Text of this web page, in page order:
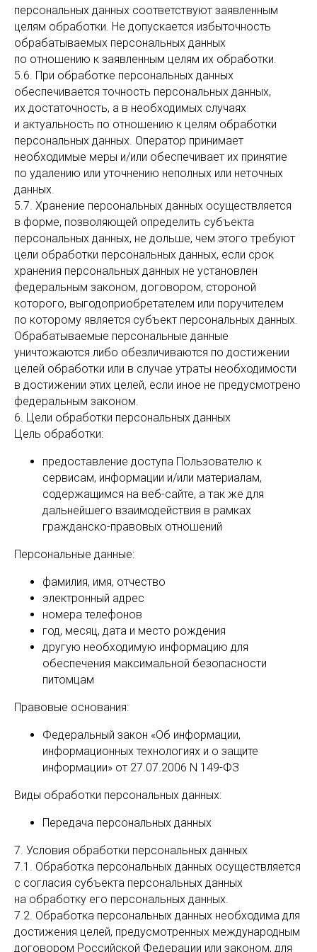
персональных данных соответствуют заявленным
целям обработки. Не допускается избыточность
обрабатываемых персональных данных
по отношению к заявленным целям их обработки.
5.6. При обработке персональных данных
обеспечивается точность персональных данных,
их достаточность, а в необходимых случаях
и актуальность по отношению к целям обработки
персональных данных. Оператор принимает
необходимые меры и/или обеспечивает их принятие
по удалению или уточнению неполных или неточных
данных.
5.7. Хранение персональных данных осуществляется
в форме, позволяющей определить субъекта
персональных данных, не дольше, чем этого требуют
цели обработки персональных данных, если срок
хранения персональных данных не установлен
федеральным законом, договором, стороной
которого, выгодоприобретателем или поручителем
по которому является субъект персональных данных.
Обрабатываемые персональные данные
уничтожаются либо обезличиваются по достижении
целей обработки или в случае утраты необходимости
в достижении этих целей, если иное не предусмотрено
федеральным законом.
6. Цели обработки персональных данных
Цель обработки:
предоставление доступа Пользователю к
сервисам, информации и/или материалам,
содержащимся на веб-сайте, а так же для
дальнейшего взаимодействия в рамках
гражданско-правовых отношений
Персональные данные:
фамилия, имя, отчество
электронный адрес
номера телефонов
год, месяц, дата и место рождения
другую необходимую информацию для
обеспечения максимальной безопасности
питомцам
Правовые основания:
Федеральный закон «Об информации,
информационных технологиях и о защите
информации» от 27.07.2006 N 149-ФЗ
Виды обработки персональных данных:
Передача персональных данных
7. Условия обработки персональных данных
7.1. Обработка персональных данных осуществляется
с согласия субъекта персональных данных
на обработку его персональных данных.
7.2. Обработка персональных данных необходима для
достижения целей, предусмотренных международным
договором Российской Федерации или законом, для